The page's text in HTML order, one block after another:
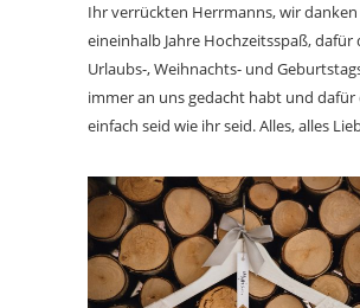
Ihr verrückten Herrmanns, wir
eineinhalb Jahre Hochzeitsspaß, dafür
Urlaubs-, Weihnachts- und
immer an uns gedacht habt und dafür
einfach seid wie ihr seid. Alles, alles